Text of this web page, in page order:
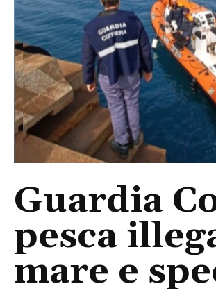
Guardia
pesca
mare e